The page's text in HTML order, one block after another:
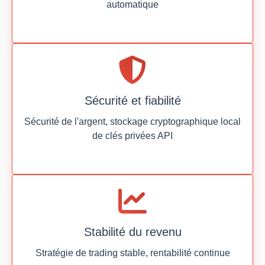
automatique
Sécurité et fiabilité
Sécurité de l'argent, stockage cryptographique local
de clés privées API
Stabilité du revenu
Stratégie de trading stable, rentabilité continue